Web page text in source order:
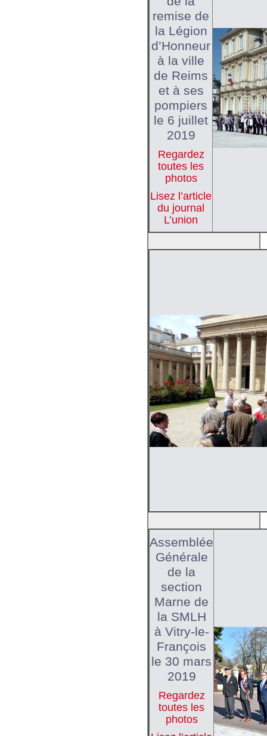
remise de
la Légion
d’Honneur
à la ville
de Reims
et à ses
pompiers
le 6 juillet
2019
Regardez
toutes les
photos
Lisez l’article
du journal
L’union
Assemblée
Générale
de la
section
Marne de
la SMLH
à Vitry-le-
François
le 30 mars
2019
Regardez
toutes les
photos